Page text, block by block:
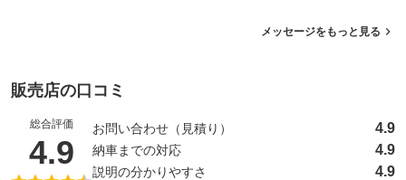
メッセージをもっと見る
販売店の口コミ
総合評価
4.9 （5点満点中）
お問い合わせ（見積り） 4.9
納車までの対応 4.9
説明の分かりやすさ 4.9